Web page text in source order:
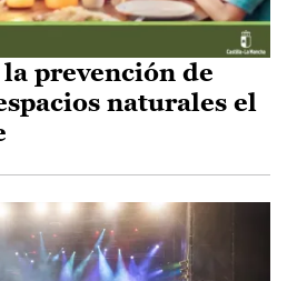
prevención de
naturales el